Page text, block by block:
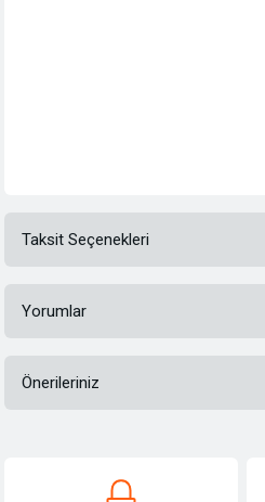
Taksit Seçenekleri
Yorumlar
Önerileriniz
Görüş ve önerileriniz için teşekkür ederiz.